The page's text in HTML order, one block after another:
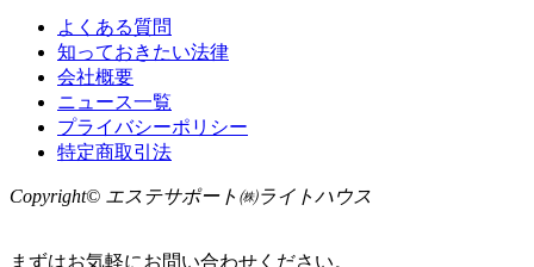
よくある質問
知っておきたい法律
会社概要
ニュース一覧
プライバシーポリシー
特定商取引法
Copyright© エステサポート㈱ライトハウス
まずはお気軽にお問い合わせください。